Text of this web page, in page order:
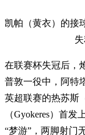
凯帕（黄衣）的接
在联赛杯失冠后，
普敦一役中，阿特
英超联赛的热苏斯
（Gyokeres）首
“梦游”，两脚射门